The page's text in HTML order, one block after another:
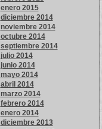
enero 2015
diciembre 2014
noviembre 2014
octubre 2014
septiembre 2014
julio 2014
junio 2014
mayo 2014
abril 2014
marzo 2014
febrero 2014
enero 2014
diciembre 2013